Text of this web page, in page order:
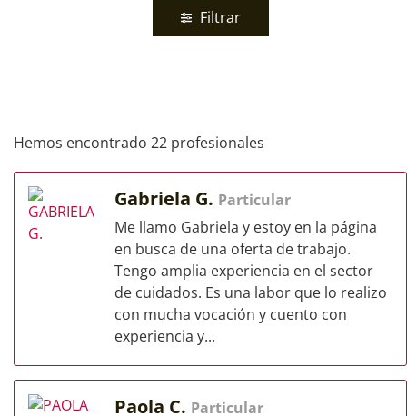
Filtrar
Hemos encontrado 22 profesionales
Gabriela G. Particular
Me llamo Gabriela y estoy en la página
en busca de una oferta de trabajo.
Tengo amplia experiencia en el sector
de cuidados. Es una labor que lo realizo
con mucha vocación y cuento con
experiencia y...
Paola C. Particular